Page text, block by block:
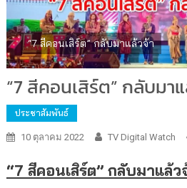
“7 สีคอนเสิร์ต” กลับมาแล้วจ้า
“7 สีคอนเสิร์ต” กลับมา
ประชาสัมพันธ์
10 ตุลาคม 2022 TV Digital Watch
“7 สีคอนเสิร์ต” กลับมาแล้ว